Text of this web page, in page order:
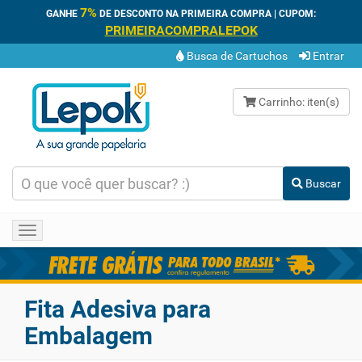
GANHE 7% DE DESCONTO NA PRIMEIRA COMPRA | CUPOM:
PRIMEIRACOMPRALEPOK
Busca de Cartuchos Entrar
Carrinho: iten(s)
Buscar
Toggle
navigation
Fita Adesiva para
Embalagem